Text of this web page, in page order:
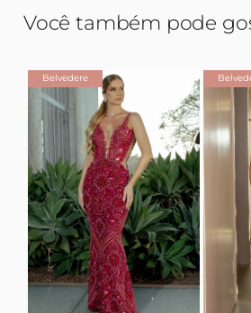
Você também pode
Belvedere